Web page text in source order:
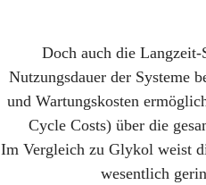
Doch auch die
Nutzungsdauer der Systeme
und Wartungskosten
Cycle Costs) über die
Im Vergleich zu Glykol weist
wesentlich